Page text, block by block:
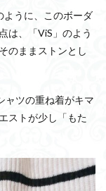
ように、このボーダ
は、「ViS」のよう
のままストンとし
ャツの重ね着がキマ
ストが少し「もた